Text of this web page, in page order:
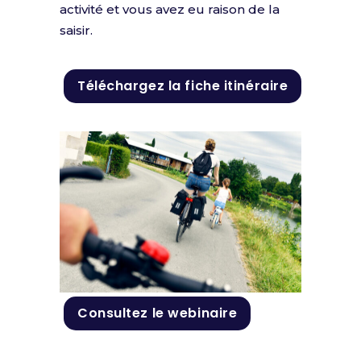
activité et vous avez eu raison de la
saisir.
Téléchargez la fiche itinéraire
Consultez le webinaire